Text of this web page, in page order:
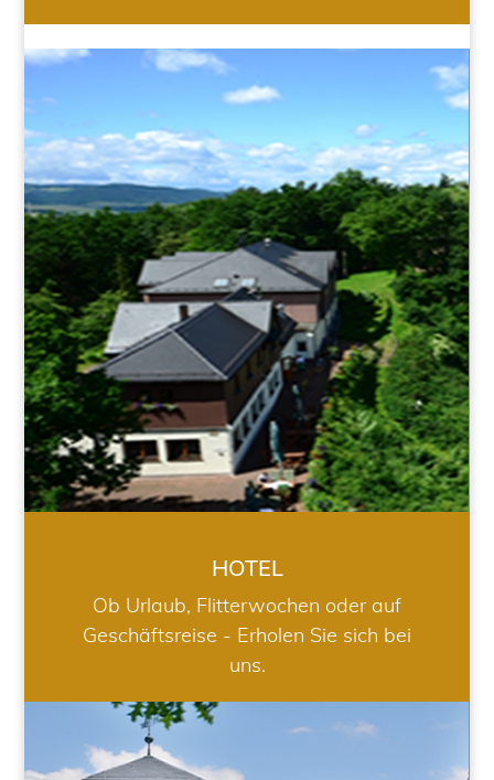
HOTEL
HOTEL
Ob Urlaub, Flitterwochen oder auf
Geschäftsreise - Erholen Sie sich bei
uns.